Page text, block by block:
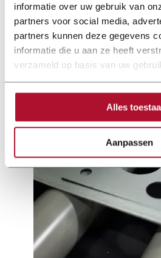
informatie over uw gebruik van
partners voor social media,
partners kunnen deze gegevens
informatie die u aan ze heeft
verzameld op basis van uw
Alles
Aanpassen